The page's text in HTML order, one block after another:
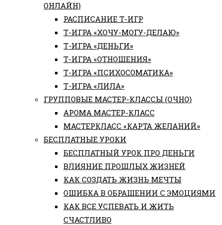
ОНЛАЙН)
РАСПИСАНИЕ Т-ИГР
Т-ИГРА «ХОЧУ-МОГУ-ДЕЛАЮ»
Т-ИГРА «ДЕНЬГИ»
Т-ИГРА «ОТНОШЕНИЯ»
Т-ИГРА «ПСИХОСОМАТИКА»
Т-ИГРА «ЛИЛА»
ГРУППОВЫЕ МАСТЕР-КЛАССЫ (ОЧНО)
АРОМА МАСТЕР-КЛАСС
МАСТЕРКЛАСС «КАРТА ЖЕЛАНИЙ»
БЕСПЛАТНЫЕ УРОКИ
БЕСПЛАТНЫЙ УРОК ПРО ДЕНЬГИ
ВЛИЯНИЕ ПРОШЛЫХ ЖИЗНЕЙ
КАК СОЗДАТЬ ЖИЗНЬ МЕЧТЫ
ОШИБКА В ОБРАЩЕНИИ С ЭМОЦИЯМИ
КАК ВСЕ УСПЕВАТЬ И ЖИТЬ
СЧАСТЛИВО